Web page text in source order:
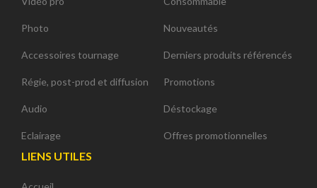
Photo
Accessoires tournage
Régie, post-prod et diffusion
Audio
Eclairage
Nouveautés
Derniers produits référencés
Promotions
Déstockage
Offres promotionnelles
LIENS UTILES